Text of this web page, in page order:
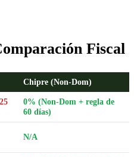
Fiscal
Chipre (Non-Dom)
0% (Non-Dom + regla de
60 días)
N/A